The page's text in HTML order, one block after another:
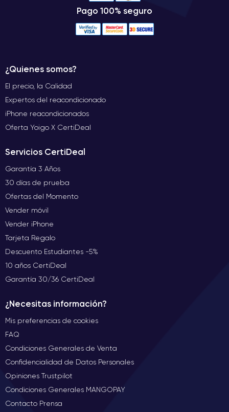
Pago 100% seguro
¿Quienes somos?
El precio, la Calidad
Expertos del reacondicionado
iPhone reacondicionados
Oferta Yoigo X CertiDeal
Servicios CertiDeal
Garantía 3 Años
30 días de prueba
Ofertas del Momento
Vender móvil
Vender iPhone
Tarjeta Regalo
Descuento Estudiantes -5%
10 años CertiDeal
Garantía 30/36 CertiDeal
¿Necesitas información?
Mis preferencias de cookies
FAQ
Condiciones Generales de Venta
Confidencialidad de Datos Personales
Opiniones Trustpilot
Condiciones Generales MANGOPAY
Contacto Prensa